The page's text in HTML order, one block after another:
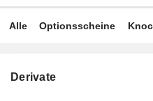
Alle Optionsscheine
Derivate